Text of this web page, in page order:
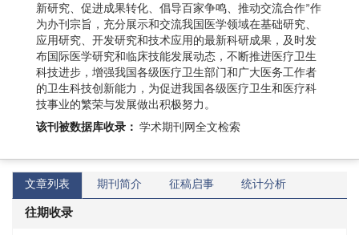
新研究、促进成果转化、倡导百家争鸣、推动交流合作”作
为办刊宗旨，充分展示和交流我国医学领域在基础研究、
应用研究、开发研究和技术应用的最新科研成果，及时发
布国际医学研究和临床技能发展动态，不断推进医疗卫生
科技进步，增强我国各级医疗卫生部门和广大医务工作者
的卫生科技创新能力，为促进我国各级医疗卫生和医疗科
技事业的繁荣与发展做出积极努力。
该刊被数据库收录： 学术期刊网全文检索
文章列表 期刊简介 征稿启事 统计分析
往期收录